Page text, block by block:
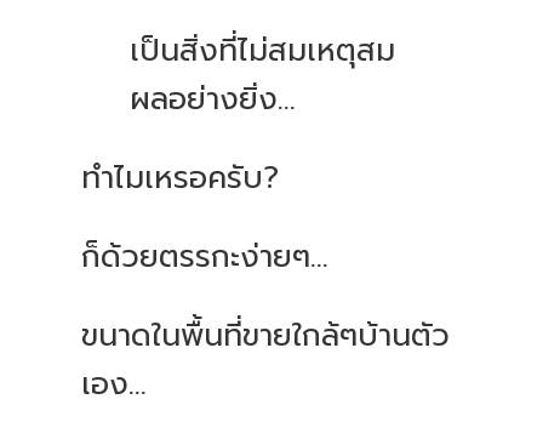
เป็นสิ่งที่ไม่สมเหตุสม
ผลอย่างยิ่ง…
ทำไมเหรอครับ?
ก็ด้วยตรรกะง่ายๆ…
ขนาดในพื้นที่ขายใกล้ๆบ้านตัว
เอง…